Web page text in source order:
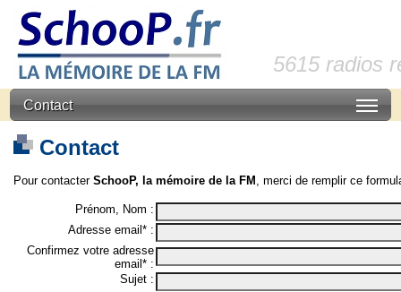
5615 radios
Contact
Contact
Pour contacter SchooP, la mémoire de la FM , merci de remplir ce
Prénom, Nom :
Adresse email* :
Confirmez votre adresse
email* :
Sujet :